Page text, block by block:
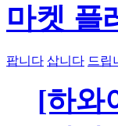
마켓 플
팝니다 삽니다 드립
[하와